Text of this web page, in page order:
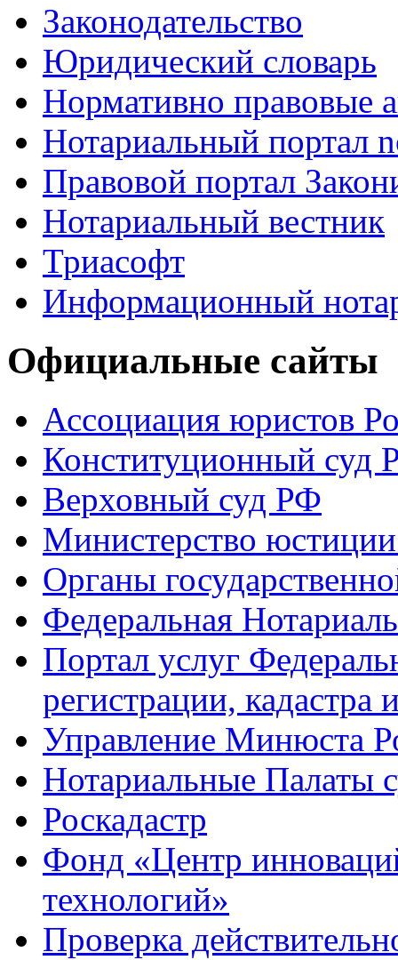
Законодательство
Юридический словарь
Нормативно правовые
Нотариальный портал
Правовой портал
Нотариальный вестник
Триасофт
Информационный
Официальные сайты
Ассоциация юристов
Конституционный суд
Верховный суд РФ
Министерство
Органы
Федеральная
Портал услуг
регистрации, кадастра
Управление Минюста
Нотариальные Палаты
Роскадастр
Фонд «Центр
технологий»
Проверка